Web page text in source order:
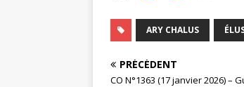
ARY CHALUS
PRÉCÉDENT
CO N°1363 (17 janvier 2026) –